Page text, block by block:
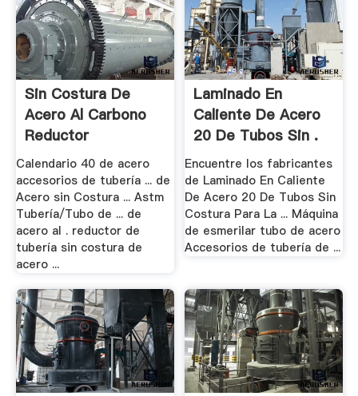
Sin Costura De
Acero Al Carbono
Reductor
Calendario 40 de acero
accesorios de tubería ... de
Acero sin Costura ... Astm
Tubería/Tubo de ... de
acero al . reductor de
tubería sin costura de
acero ...
Laminado En
Caliente De Acero
20 De Tubos Sin .
Encuentre los fabricantes
de Laminado En Caliente
De Acero 20 De Tubos Sin
Costura Para La ... Máquina
de esmerilar tubo de acero
Accesorios de tubería de ...